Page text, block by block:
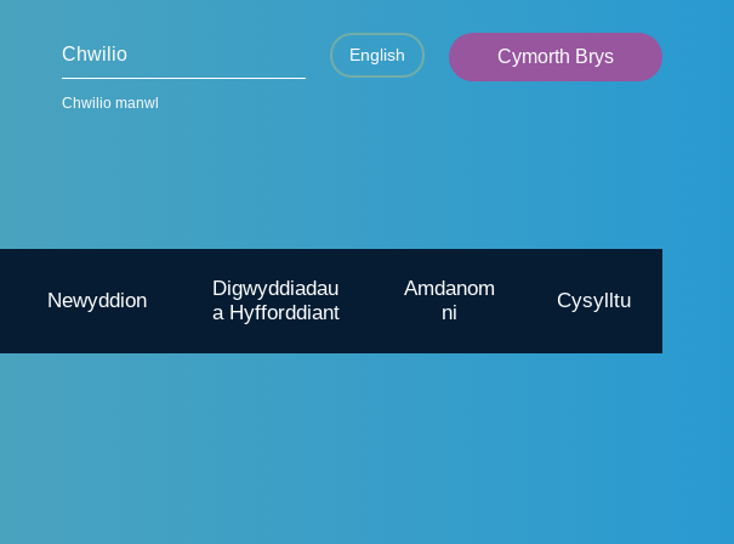
Chwilio manwl
English Cymorth Brys
Newyddion
Digwyddiadau
a Hyfforddiant
Amdanom
ni
Cysylltu